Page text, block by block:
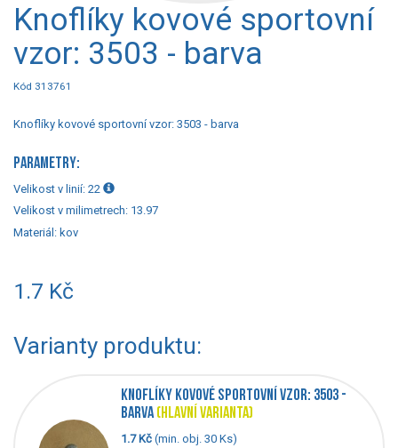
Knoflíky kovové sportovní
vzor: 3503 - barva
Kód 313761
Knoflíky kovové sportovní vzor: 3503 - barva
PARAMETRY:
Velikost v linií: 22
Velikost v milimetrech: 13.97
Materiál: kov
1.7 Kč
Varianty produktu:
KNOFLÍKY KOVOVÉ SPORTOVNÍ VZOR: 3503 -
BARVA(HLAVNÍ VARIANTA)
1.7 Kč (min. obj. 30 Ks)